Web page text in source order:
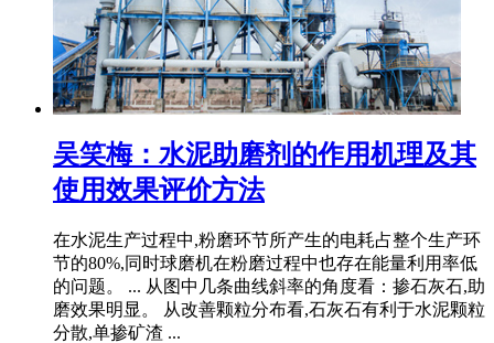
吴笑梅：水泥助磨剂的作用机理及其
使用效果评价方法
在水泥生产过程中,粉磨环节所产生的电耗占整个生产环
节的80%,同时球磨机在粉磨过程中也存在能量利用率低
的问题。 ... 从图中几条曲线斜率的角度看：掺石灰石,助
磨效果明显。 从改善颗粒分布看,石灰石有利于水泥颗粒
分散,单掺矿渣 ...